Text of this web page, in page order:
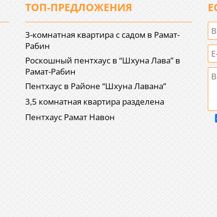
ТОП-ПРЕДЛОЖЕНИЯ
3-комнатная квартира с садом в Рамат-
Рабин
Роскошный пентхаус в “Шхуна Лава” в
Рамат-Рабин
Пентхаус в Районе “Шхуна Лавана”
3,5 комнатная квартира разделена
Пентхаус Рамат Навон